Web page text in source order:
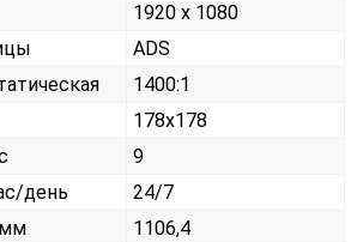
1920 x 1080
ADS
1400:1
178x178
9
день
24/7
мм
1106,4